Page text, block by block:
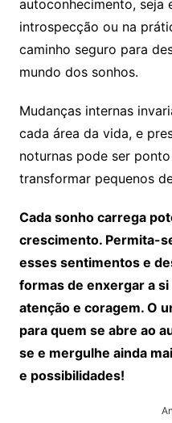
autoconhecimento, seja
introspecção ou na
caminho seguro para
mundo dos sonhos.
Mudanças internas
cada área da vida, e
noturnas pode ser
transformar pequenos
Cada sonho carrega
crescimento. Permita-
esses sentimentos e
formas de enxergar a
atenção e coragem. O
para quem se abre ao
se e mergulhe ainda
e possibilidades!